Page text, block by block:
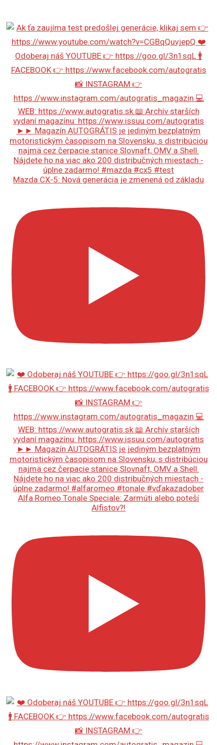
Mazda CX-5: Nová generácia je zmenená od základu
Alfa Romeo Tonale Speciale: Zarmúti alebo poteší
Alfistov?!